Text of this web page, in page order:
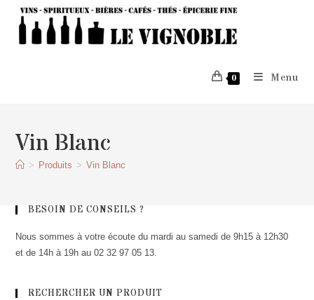
content
0 Menu
Vin Blanc
> Produits > Vin Blanc
BESOIN DE CONSEILS ?
Nous sommes à votre écoute du mardi au samedi de 9h15 à 12h30
et de 14h à 19h au 02 32 97 05 13.
RECHERCHER UN PRODUIT